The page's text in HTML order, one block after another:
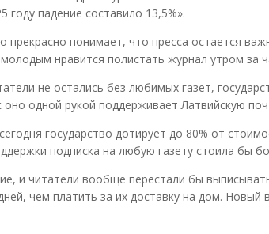
году падение составило 13,5%».
прекрасно понимает, что пресса остается
нравится полистать журнал утром за
не остались без любимых газет,
оно одной рукой поддерживает Латвийскую
государство дотирует до 80% от
подписка на любую газету стоила бы
и читатели вообще перестали бы
чем платить за их доставку на дом.